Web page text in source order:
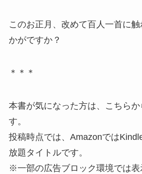
このお正月、改めて百人一首に
かがですか？
＊＊＊
本書が気になった方は、こちらか
す。
投稿時点では、Amazonでは
放題タイトルです。
※一部の広告ブロック環境では表